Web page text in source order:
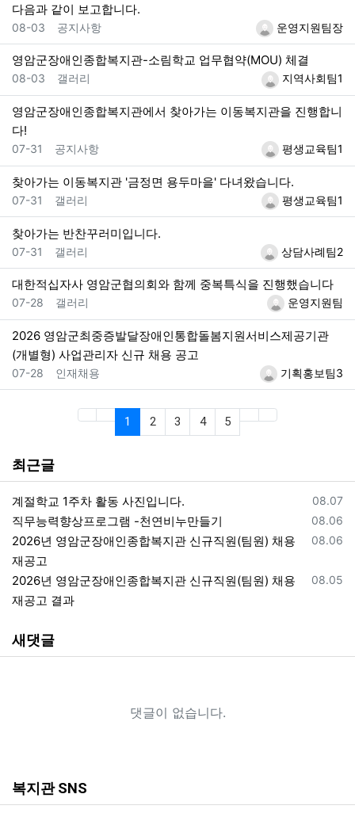
다음과 같이 보고합니다.
등록자운영지원팀장
등록일
08-03 공지사항
영암군장애인종합복지관-소림학교 업무협약(MOU) 체결
등록자지역사회팀1
등록일
08-03 갤러리
영암군장애인종합복지관에서 찾아가는 이동복지관을 진행합니
다!
등록자평생교육팀1
등록일
07-31 공지사항
찾아가는 이동복지관 '금정면 용두마을' 다녀왔습니다.
등록자평생교육팀1
등록일
07-31 갤러리
찾아가는 반찬꾸러미입니다.
등록자상담사례팀2
등록일
07-31 갤러리
대한적십자사 영암군협의회와 함께 중복특식을 진행했습니다
등록자운영지원팀
등록일
07-28 갤러리
2026 영암군최중증발달장애인통합돌봄지원서비스제공기관
(개별형) 사업관리자 신규 채용 공고
등록자기획홍보팀3
등록일
07-28 인재채용
1 (current)
2 3 4 5 (last)
최근글
등록일
08.07
계절학교 1주차 활동 사진입니다.
등록일
08.06
직무능력향상프로그램 -천연비누만들기
등록일
08.06
2026년 영암군장애인종합복지관 신규직원(팀원) 채용
재공고
등록일
08.05
2026년 영암군장애인종합복지관 신규직원(팀원) 채용
재공고 결과
새댓글
댓글이 없습니다.
복지관 SNS